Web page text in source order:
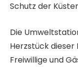
Schutz der
Die
Herzstück dieser
Freiwillige und